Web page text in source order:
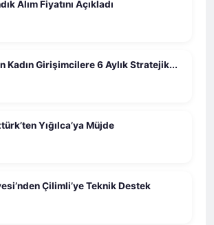
Alım Fiyatını Açıkladı
Kadın Girişimcilere 6 Aylık Stratejik...
Yığılca’ya Müjde
Çilimli’ye Teknik Destek